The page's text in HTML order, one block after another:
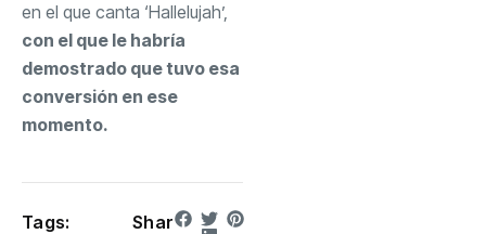
en el que canta ‘Hallelujah’,
con el que le habría
demostrado que tuvo esa
conversión en ese
momento.
Tags:
Shar